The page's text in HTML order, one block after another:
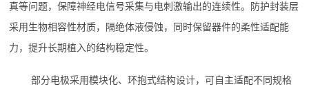
真等问题，保障神经电信号采集与电刺激输出的连续性。防护封装层
采用生物相容性材质，隔绝体液侵蚀，同时保留器件的柔性适配能
力，提升长期植入的结构稳定性。
部分电极采用模块化、环抱式结构设计，可自主适配不同规格